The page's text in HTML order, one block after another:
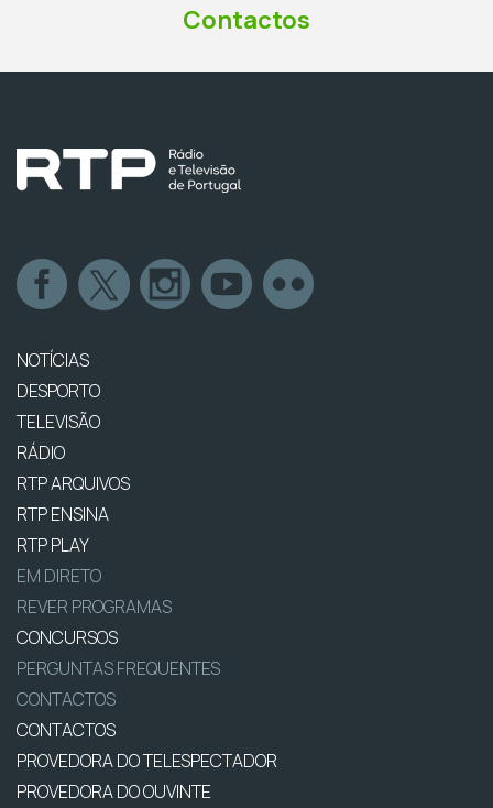
Contactos
NOTÍCIAS
DESPORTO
TELEVISÃO
RÁDIO
RTP ARQUIVOS
RTP ENSINA
RTP PLAY
EM DIRETO
REVER PROGRAMAS
CONCURSOS
PERGUNTAS FREQUENTES
CONTACTOS
CONTACTOS
PROVEDORA DO TELESPECTADOR
PROVEDORA DO OUVINTE